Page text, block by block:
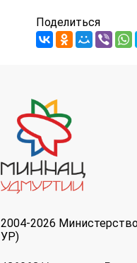
Поделиться
2004-2026
УР)